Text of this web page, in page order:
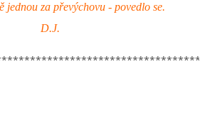
Fretky Boleslav, z.s.
jednou za převýchovu - povedlo se.
D.J.